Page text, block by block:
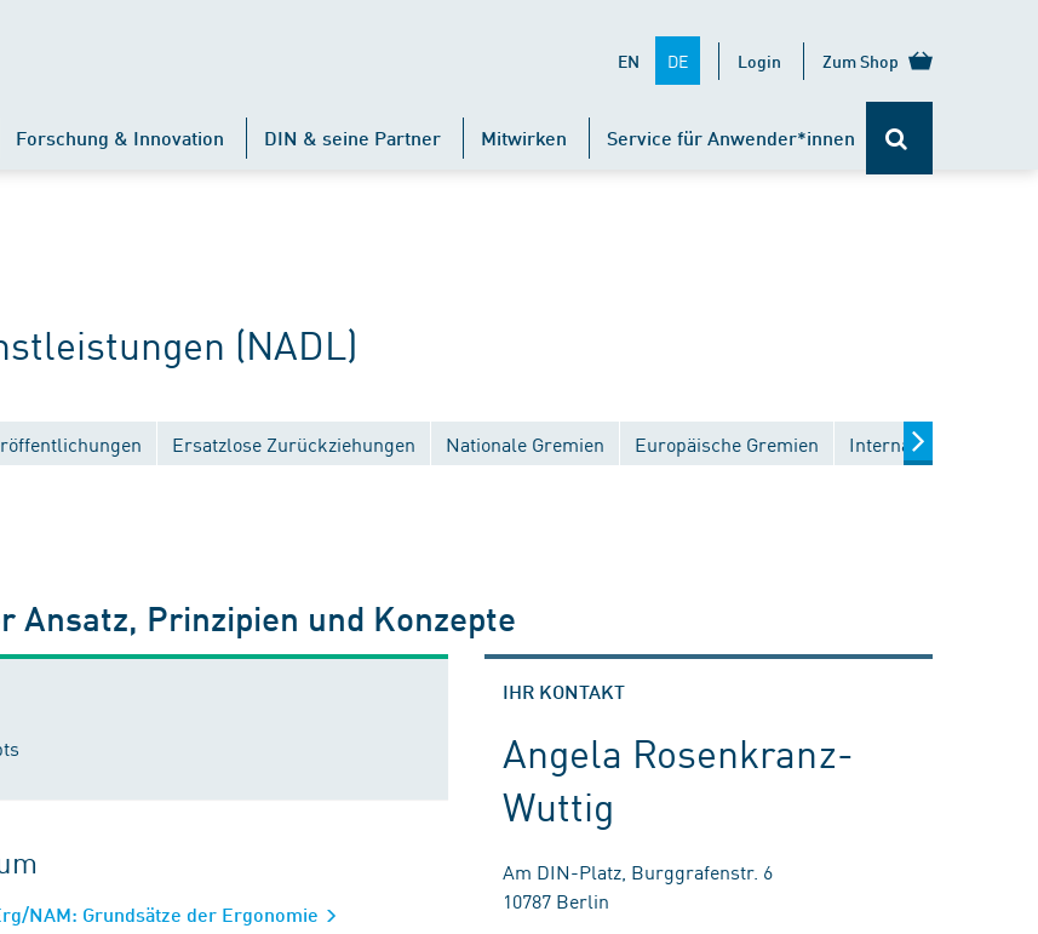
EN DE Login Zum Shop
Forschung & Innovation DIN & seine Partner Mitwirken Service für Anwender*innen
(NADL)
Ersatzlose Zurückziehungen Nationale Gremien Europäische Gremien Internationale
Ansatz, Prinzipien und Konzepte
NAM: Grundsätze der Ergonomie
IHR KONTAKT
Angela Rosenkranz-
Wuttig
Am DIN-Platz, Burggrafenstr. 6
10787 Berlin